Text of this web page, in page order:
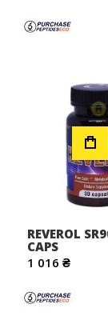
REVEROL
CAPS
1 016 ₴